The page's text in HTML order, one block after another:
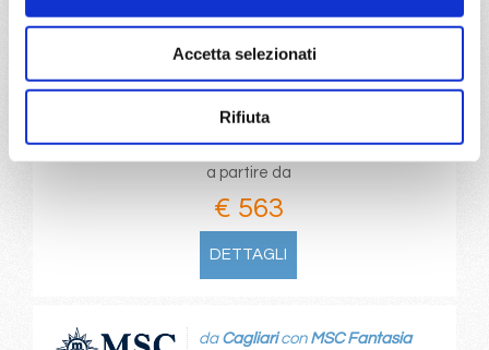
Accetta selezionati
Rifiuta
15/05/2027
22/05/2027
€ 583
a partire da
€ 563
DETTAGLI
da Cagliaricon MSC Fantasia